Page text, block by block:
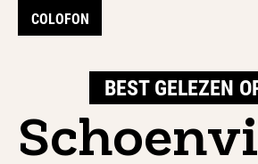
COLOFON
BEST GELEZEN